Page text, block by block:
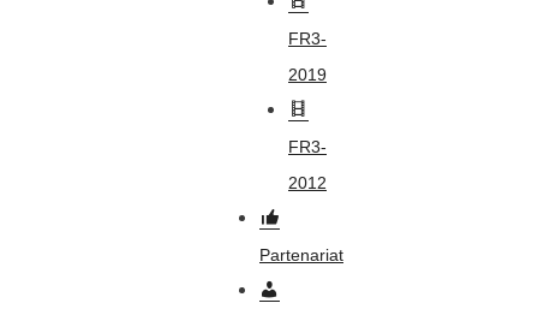
FR3-
2019
FR3-
2012
Partenariat